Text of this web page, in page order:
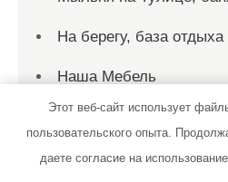
На берегу, база отдыха
Наша Мебель
Ниагара,
НовХит
Этот веб-сайт использует
пользовательского опыта.
даете согласие на